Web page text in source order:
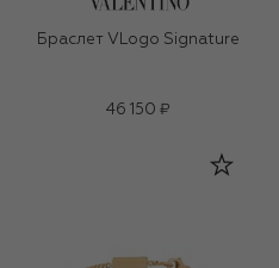
Браслет VLogo Signature
46 150 ₽